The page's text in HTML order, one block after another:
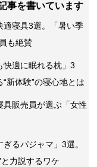
事を書いています
適寝具3選。「暑い季
も絶賛
快適に眠れる枕」3
新体験”の寝心地とは
具販売員が選ぶ「女性
るパジャマ」3選。
力説するワケ